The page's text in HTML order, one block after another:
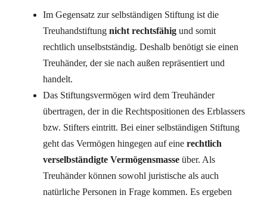
Im Gegensatz zur selbständigen Stiftung ist die
Treuhandstiftung nicht rechtsfähig und somit
rechtlich unselbstständig. Deshalb benötigt sie einen
Treuhänder, der sie nach außen repräsentiert und
handelt.
Das Stiftungsvermögen wird dem Treuhänder
übertragen, der in die Rechtspositionen des Erblassers
bzw. Stifters eintritt. Bei einer selbständigen Stiftung
geht das Vermögen hingegen auf eine rechtlich
verselbständigte Vermögensmasse über. Als
Treuhänder können sowohl juristische als auch
natürliche Personen in Frage kommen. Es ergeben